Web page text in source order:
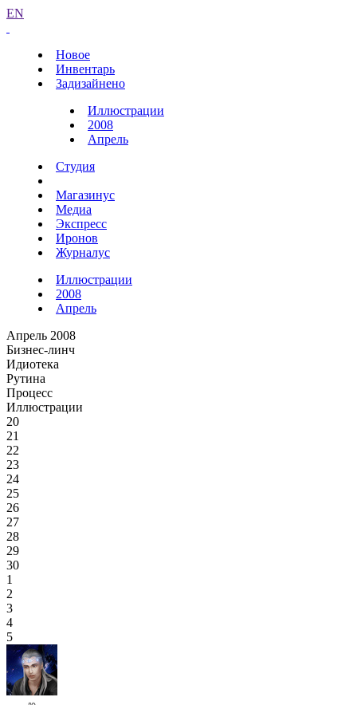
EN
Новое
Инвентарь
Задизайнено
Иллюстрации
2008
Апрель
Студия
Магазинус
Медиа
Экспресс
Иронов
Журналус
Иллюстрации
2008
Апрель
Апрель 2008
Бизнес-линч
Идиотека
Рутина
Процесс
Иллюстрации
20
21
22
23
24
25
26
27
28
29
30
1
2
3
4
5